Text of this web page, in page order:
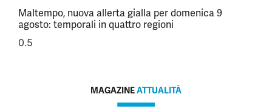
Maltempo, nuova allerta gialla per domenica 9
agosto: temporali in quattro regioni
MAGAZINEATTUALITÀ